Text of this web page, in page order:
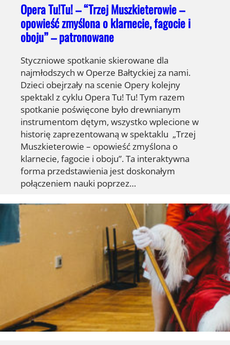
Opera Tu!Tu! – “Trzej Muszkieterowie –
opowieść zmyślona o klarnecie, fagocie i
oboju” – patronowane
Styczniowe spotkanie skierowane dla
najmłodszych w Operze Bałtyckiej za nami.
Dzieci obejrzały na scenie Opery kolejny
spektakl z cyklu Opera Tu! Tu! Tym razem
spotkanie poświęcone było drewnianym
instrumentom dętym, wszystko wplecione w
historię zaprezentowaną w spektaklu „Trzej
Muszkieterowie – opowieść zmyślona o
klarnecie, fagocie i oboju”. Ta interaktywna
forma przedstawienia jest doskonałym
połączeniem nauki poprzez…